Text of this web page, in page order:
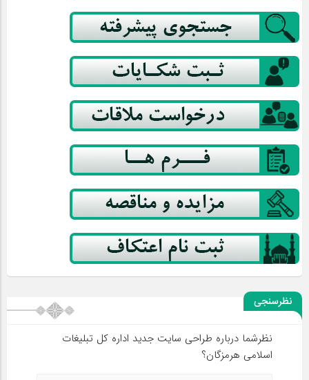
نظرسنجی
نظرشما درباره طراحی سایت جدید اداره کل تبلیغات
اسلامی هرمزگان؟